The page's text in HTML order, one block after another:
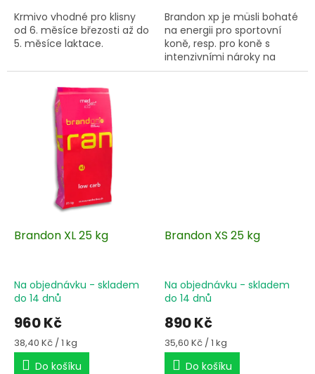
Krmivo vhodné pro klisny
od 6. měsíce březosti až do
5. měsíce laktace.
Brandon xp je müsli bohaté
na energii pro sportovní
koně, resp. pro koně s
intenzivními nároky na
výkonnost.
Brandon XL 25 kg
Na objednávku - skladem
do 14 dnů
960 Kč
Měrná
cena:
38,40 Kč / 1 kg
Do košíku
Brandon XS 25 kg
Na objednávku - skladem
do 14 dnů
890 Kč
Měrná
cena:
35,60 Kč / 1 kg
Do košíku